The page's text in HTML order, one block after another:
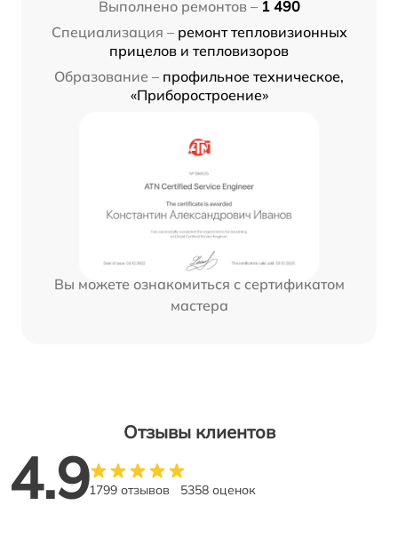
Выполнено ремонтов – 1 490
Специализация – ремонт тепловизионных
прицелов и тепловизоров
Образование – профильное техническое,
«Приборостроение»
Вы можете ознакомиться с сертификатом
мастера
Отзывы клиентов
4.91799 отзывов 5358 оценок